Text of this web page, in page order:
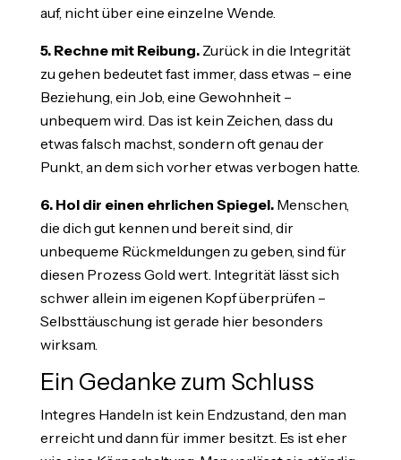
auf, nicht über eine einzelne Wende.
5. Rechne mit Reibung.Zurück in die Integrität
zu gehen bedeutet fast immer, dass etwas – eine
Beziehung, ein Job, eine Gewohnheit –
unbequem wird. Das ist kein Zeichen, dass du
etwas falsch machst, sondern oft genau der
Punkt, an dem sich vorher etwas verbogen hatte.
6. Hol dir einen ehrlichen Spiegel.Menschen,
die dich gut kennen und bereit sind, dir
unbequeme Rückmeldungen zu geben, sind für
diesen Prozess Gold wert. Integrität lässt sich
schwer allein im eigenen Kopf überprüfen –
Selbsttäuschung ist gerade hier besonders
wirksam.
Ein Gedanke zum Schluss
Integres Handeln ist kein Endzustand, den man
erreicht und dann für immer besitzt. Es ist eher